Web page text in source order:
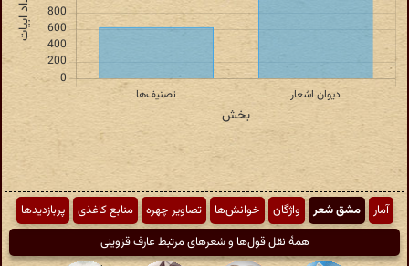
آمار مشق شعر واژگان خوانش‌ها تصاویر چهره منابع کاغذی
پربازدیدها
همهٔ نقل قول‌ها و شعرهای مرتبط عارف قزوینی